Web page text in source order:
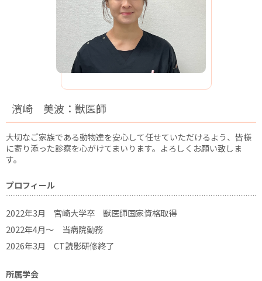
濱崎 美波：獣医師
大切なご家族である動物達を安心して任せていただけるよう、皆様
に寄り添った診察を心がけてまいります。よろしくお願い致しま
す。
プロフィール
2022年3月 宮崎大学卒 獣医師国家資格取得
2022年4月～ 当病院勤務
2026年3月 CT読影研修終了
所属学会